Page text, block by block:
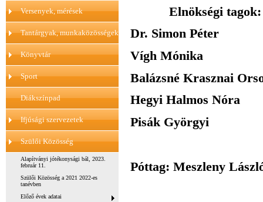
Versenyek, mérések
Tantárgyak, munkaközösségek
Könyvtár
Sport
Diákszínpad
Ifjúsági szervezetek
Szülői Közösség
Alapítványi jótékonysági bál, 2023.
február 11.
Szülői Közösség a 2021 2022-es
tanévben
Előző évek adatai
Elnökségi tagok:
Dr. Simon Péter
Vígh Mónika
Balázsné Krasznai
Hegyi Halmos Nóra
Pisák Györgyi
Póttag: Meszleny